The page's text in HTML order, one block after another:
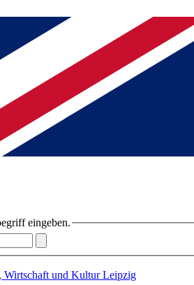
eingeben.
Wirtschaft und Kultur Leipzig